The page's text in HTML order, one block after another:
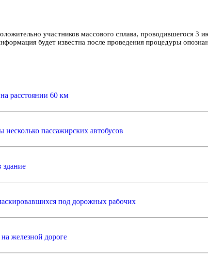
участников массового сплава, проводившегося
будет известна после проведения процедуры
расстоянии 60 км
пассажирских автобусов
под дорожных рабочих
железной дороге